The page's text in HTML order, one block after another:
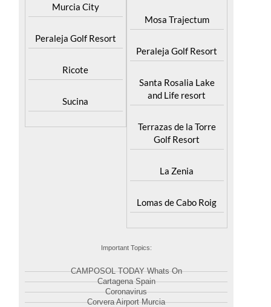
Murcia City
Peraleja Golf Resort
Ricote
Sucina
Mosa Trajectum
Peraleja Golf Resort
Santa Rosalia Lake
and Life resort
Terrazas de la Torre
Golf Resort
La Zenia
Lomas de Cabo Roig
Important Topics:
CAMPOSOL TODAY Whats On
Cartagena Spain
Coronavirus
Corvera Airport Murcia